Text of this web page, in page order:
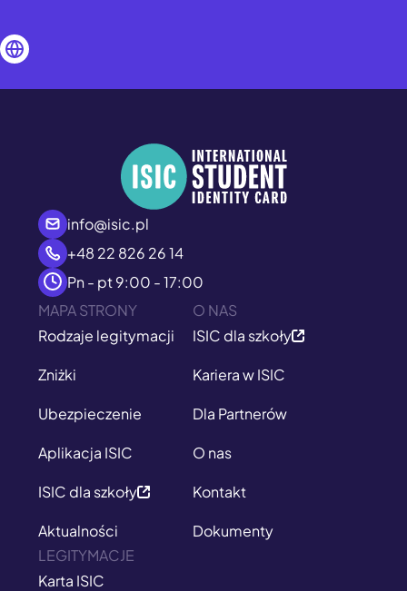
info@isic.pl
+48 22 826 26 14
Pn - pt 9:00 - 17:00
MAPA STRONY
Rodzaje legitymacji
Zniżki
Ubezpieczenie
Aplikacja ISIC
ISIC dla szkoły
Aktualności
O NAS
ISIC dla szkoły
Kariera w ISIC
Dla Partnerów
O nas
Kontakt
Dokumenty
LEGITYMACJE
Karta ISIC